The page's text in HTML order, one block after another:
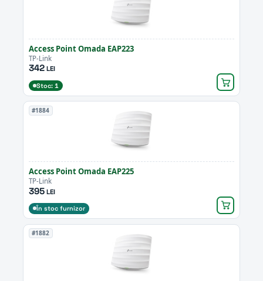
Access Point Omada EAP223
TP-Link
342LEI
Stoc: 1
#1884
Access Point Omada EAP225
TP-Link
395LEI
În stoc furnizor
#1882